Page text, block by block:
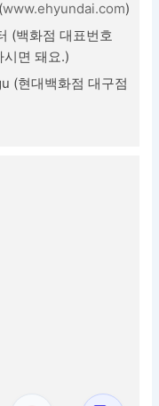
www.ehyundai.com)
(백화점 대표번호
면 돼요.)
(현대백화점 대구점